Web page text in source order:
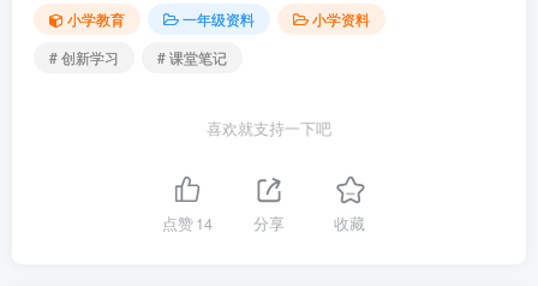
小学教育 一年级资料
小学资料
# 创新学习
# 课堂笔记
喜欢就支持一下吧
点赞14 分享 收藏